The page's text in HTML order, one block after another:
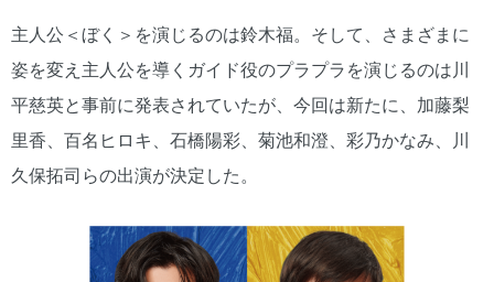
主人公＜ぼく＞を演じるのは鈴木福。そして、さまざまに
姿を変え主人公を導くガイド役のプラプラを演じるのは川
平慈英と事前に発表されていたが、今回は新たに、加藤梨
里香、百名ヒロキ、石橋陽彩、菊池和澄、彩乃かなみ、川
久保拓司らの出演が決定した。